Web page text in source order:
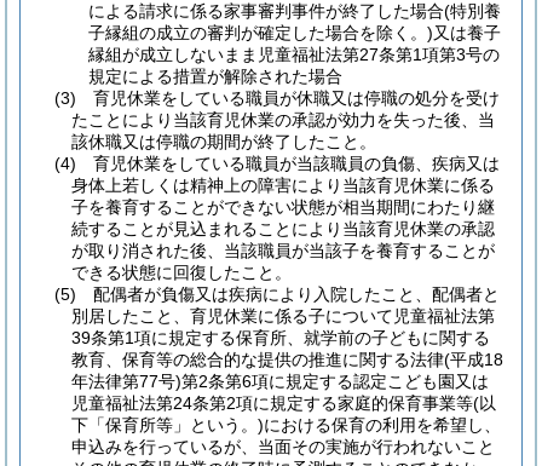
による請求に係る家事審判事件が終了した場合(特別養
子縁組の成立の審判が確定した場合を除く。)又は養子
縁組が成立しないまま児童福祉法第27条第1項第3号の
規定による措置が解除された場合
(3)
育児休業をしている職員が休職又は停職の処分を受け
たことにより当該育児休業の承認が効力を失った後、当
該休職又は停職の期間が終了したこと。
(4)
育児休業をしている職員が当該職員の負傷、疾病又は
身体上若しくは精神上の障害により当該育児休業に係る
子を養育することができない状態が相当期間にわたり継
続することが見込まれることにより当該育児休業の承認
が取り消された後、当該職員が当該子を養育することが
できる状態に回復したこと。
(5)
配偶者が負傷又は疾病により入院したこと、配偶者と
別居したこと、育児休業に係る子について児童福祉法第
39条第1項に規定する保育所、就学前の子どもに関する
教育、保育等の総合的な提供の推進に関する法律(平成18
年法律第77号)第2条第6項に規定する認定こども園又は
児童福祉法第24条第2項に規定する家庭的保育事業等(以
下「保育所等」という。)における保育の利用を希望し、
申込みを行っているが、当面その実施が行われないこと